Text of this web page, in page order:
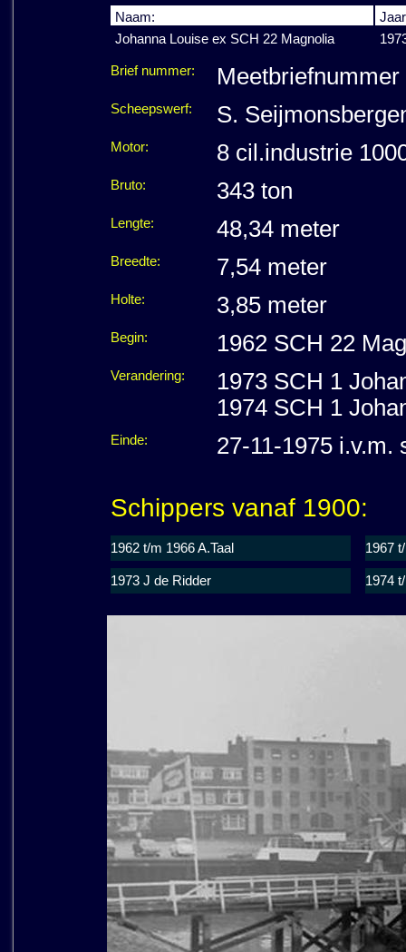
Naam:
Johanna Louise ex SCH 22 Magnolia
Brief nummer: Meetbriefnummer
Scheepswerf: S.
Motor: 8 cil.industrie
Bruto: 343 ton
Lengte: 48,34 meter
Breedte: 7,54 meter
Holte: 3,85 meter
Begin: 1962 SCH 22
Verandering:
1973 SCH 1
1974 SCH 1
Einde: 27-11-1975 i.v.m.
Schippers vanaf 1900:
1962 t/m 1966 A.Taal 1967
1973 J de Ridder 1974